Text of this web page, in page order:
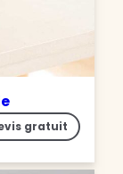
gratuit